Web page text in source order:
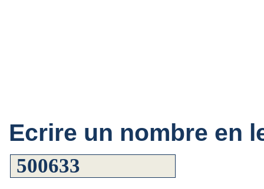
Ecrire un nombre en